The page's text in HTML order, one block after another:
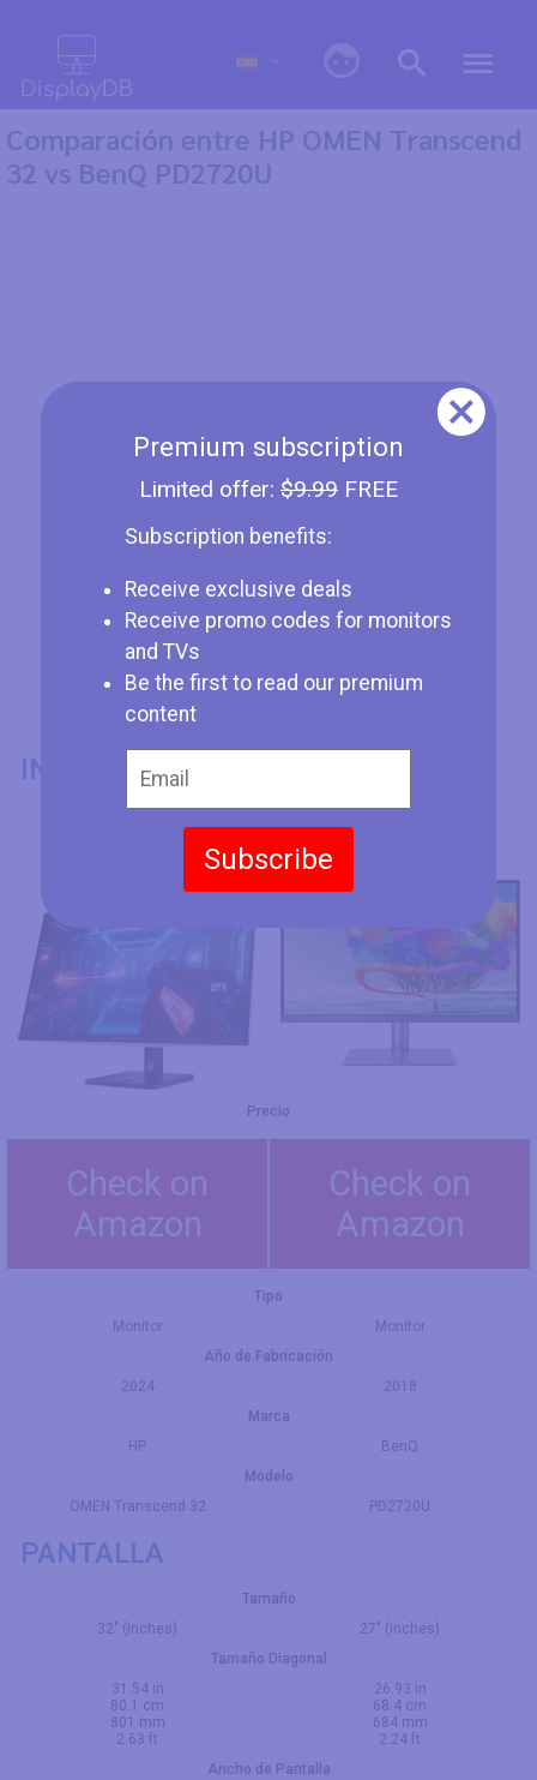
Premium subscription
Limited offer: $9.99FREE
Subscription benefits:
Receive exclusive deals
Receive promo codes for monitors
and TVs
Be the first to read our premium
content
Subscribe
Comparación entre HP OMEN Transcend
32 vs BenQ PD2720U
INFORMACIÓN GENERAL
HP OMEN Transcend 32
Precio
Check on
Amazon
Check on
Amazon
Tipo
Monitor
Monitor
Año de Fabricación
2024
2018
Marca
HP
BenQ
Modelo
OMEN Transcend 32
PD2720U
PANTALLA
Tamaño
32" (inches)
27" (inches)
Tamaño Diagonal
31.54 in
80.1 cm
801 mm
2.63 ft
26.93 in
68.4 cm
684 mm
2.24 ft
Ancho de Pantalla